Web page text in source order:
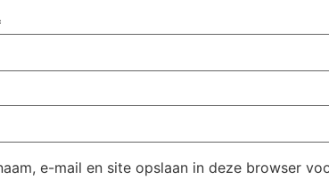
e-mail en site opslaan in deze browser